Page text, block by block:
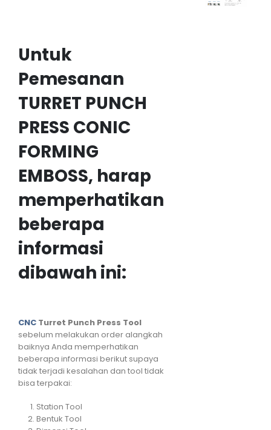
Untuk
Pemesanan
TURRET PUNCH
PRESS CONIC
FORMING
EMBOSS, harap
memperhatikan
beberapa
informasi
dibawah ini:
CNC Turret Punch Press Tool
sebelum melakukan order alangkah
baiknya Anda memperhatikan
beberapa informasi berikut supaya
tidak terjadi kesalahan dan tool tidak
bisa terpakai:
Station Tool
Bentuk Tool